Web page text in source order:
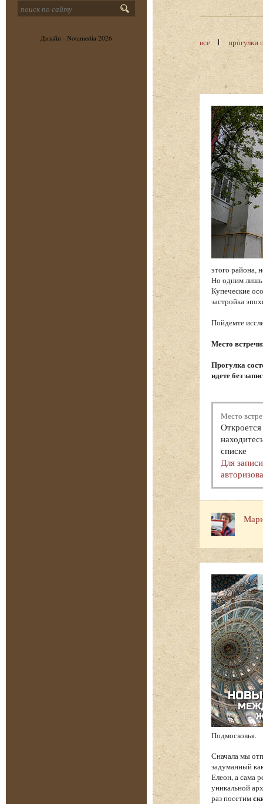
Дизайн - Notamedia 2026 все прогулки
этого района,
Но одним лишь
Купеческие
застройка
Пойдемте
Место
Прогулка
идете без
Место
списке
Для
Подмосковья.
Сначала мы
задуманный
Елеон, а сама
уникальной
раз посетим